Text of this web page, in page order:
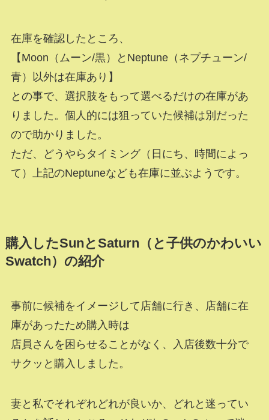
在庫を確認したところ、
【Moon（ムーン/黒）とNeptune（ネプチューン/
青）以外は在庫あり】
との事で、選択肢をもって選べるだけの在庫があ
りました。個人的には狙っていた候補は別だった
ので助かりました。
ただ、どうやらタイミング（日にち、時間によっ
て）上記のNeptuneなども在庫に並ぶようです。
購入したSunとSaturn（と子供のかわいい
Swatch）の紹介
事前に候補をイメージして店舗に行き、店舗に在
庫があったため購入時は
店員さんを困らせることがなく、入店後数十分で
サクッと購入しました。
妻と私でそれぞれどれが良いか、どれと迷ってい